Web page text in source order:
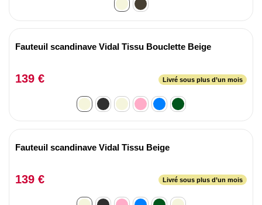
Fauteuil scandinave Vidal Tissu Bouclette Beige
139 € Livré sous plus d’un mois
Fauteuil scandinave Vidal Tissu Beige
139 € Livré sous plus d’un mois